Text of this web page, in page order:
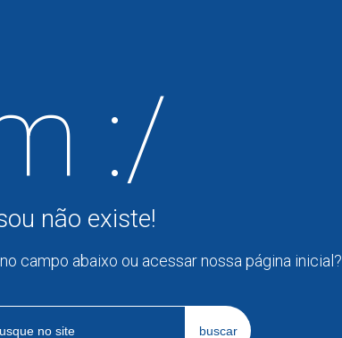
:/
não existe!
campo abaixo ou acessar nossa página inicial?